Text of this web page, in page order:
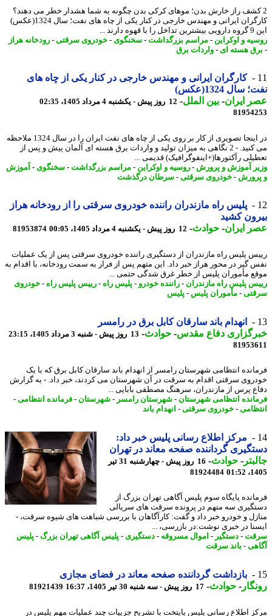
راز خارش بدن؛ موهای کرکی بدن چگونه به شما هشدار خطر می دهند؟
کارگران ایرانی و مهندس خارجی در کنار یکی از چاه های نفت؛ سال 1324(عکس)
و اوکراین- مراسم بزرگداشت -سخنگوی-خودروی سرقتی -رودخانه هراز
هسته ای- واردات برق
کارگران ایرانی و مهندس خارجی در کنار یکی از چاه های
سال 1324(عکس)
ایران- بین الملل-12 روز پیش - یکشنبه 4 مرداد 1405، 02:35
در اینجا تصویری از کار بر روی یکی از چاه های نفت ایران را در سال 1324 ملاحظه
می کنید. - 2 نگاهی به میزان تولید و واردات برق هسته ای آلمان پیش و پس از
رآکتورها(+اینفوگرافیک) قدیمی ...
آموزش و پرورش-روسیه و اوکراین- مراسم بزرگداشت -سخنگوی-آموزش
-خودروی سرقتی -سرطان درگذشت
پلیس راه مازندران راننده خودروی سرقتی را از رودخانه هراز
کشید
ایران- حوادث -12 روز پیش - یکشنبه 4 مرداد 1405، 00:05 81953874
پلیس راه مازندران از دستگیری راننده خودروی سرقتی پس از یک عملیات
گیر در محور هراز خبر داد. این متهم پس از فرار به سمت رودخانه، با اقدام به
مأموران پلیس از خطر غرق شدگی حتمی ...
پلیس راه مازندران- راننده خودرو-پلیس راه- رییس پلیس راه- خودروی
-مأموران پلیس-پلیس
انهدام باند سارقان کابل برق در رامسر
دفاع مقدس-حوادث -13 روز پیش - شنبه 3 مرداد 1405، 23:15
انتظامی شهرستان رامسر از انهدام باند سارقان کابل برق که با یک
سرقتی اقدام به سرقت در آن شهرستان می کردند، خبر داد. - به گزارش
پرس از مازندران، سرهنگ مصطفی بابایی ...
انتظامی شهرستان-شهرستان رامسر-شهرستان-فرمانده انتظامی-
-خودروی سرقتی -انهدام باند
مرکز اطلاع رسانی پلیس خبر داد:
گرداننده صفحه معاند در تهران
-حوادث -
16 روز پیش - چهارشنبه 31 تیر
81924484
پایگاه سوم پلیس آگاهی تهران بزرگ از
سه متهم در پرونده سرقت های سریالی
و خودرو خبر داد و گفت: کارآگاهان با بررسی شباهت های شیوه سرقت، -
در خبری نوشت:در بازرسی، ...
-دستگیر-اموال مسروقه-دستگیری- پلیس آگاهی تهران بزرگ- پلیس
-باند سرقت
بازداشت گرداننده صفحه معاند در فضای مجازی
-حوادث -17 روز پیش - سه شنبه 30 تیر 1405، 16:37 81921439
اطلاع رسانی پلیس پایتخت با تشریح جزییات چند عملیات مهم پلیس در